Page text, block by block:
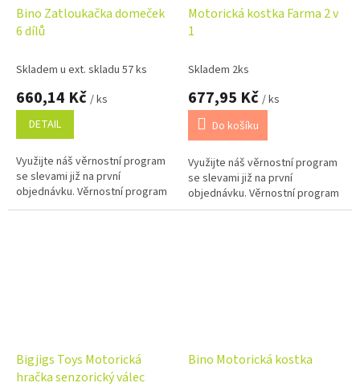
Bino Zatloukačka domeček
6 dílů
Skladem u ext. skladu 57 ks
660,14 Kč / ks
DETAIL
Využijte náš věrnostní program
se slevami již na první
objednávku. Věrnostní program
Motorická kostka Farma 2 v
1
Skladem 2ks
677,95 Kč / ks
Do košíku
Využijte náš věrnostní program
se slevami již na první
objednávku. Věrnostní program
Bigjigs Toys Motorická
hračka senzorický válec
Bino Motorická kostka